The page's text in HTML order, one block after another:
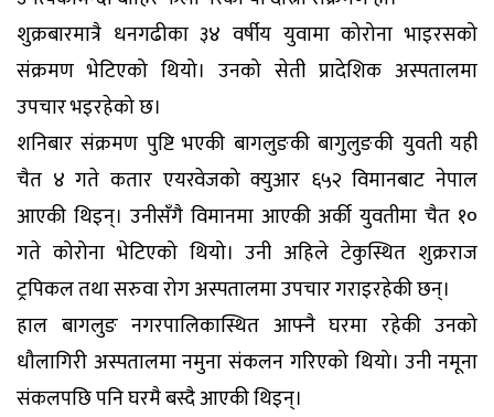
शुक्रबारमात्रै धनगढीका ३४ वर्षीय युवामा कोरोना भाइरसको
संक्रमण भेटिएको थियो। उनको सेती प्रादेशिक अस्पतालमा
उपचार भइरहेको छ।
शनिबार संक्रमण पुष्टि भएकी बागलुङकी बागुलुङकी युवती यही
चैत ४ गते कतार एयरवेजको क्युआर ६५२ विमानबाट नेपाल
आएकी थिइन्। उनीसँगै विमानमा आएकी अर्की युवतीमा चैत १०
गते कोरोना भेटिएको थियो। उनी अहिले टेकुस्थित शुक्रराज
ट्रपिकल तथा सरुवा रोग अस्पतालमा उपचार गराइरहेकी छन्।
हाल बागलुङ नगरपालिकास्थित आफ्नै घरमा रहेकी उनको
धौलागिरी अस्पतालमा नमुना संकलन गरिएको थियो। उनी नमूना
संकलपछि पनि घरमै बस्दै आएकी थिइन्।